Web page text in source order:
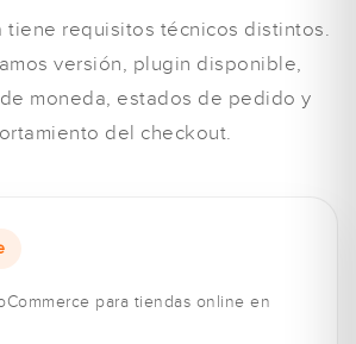
tiene requisitos técnicos distintos.
versión, plugin disponible,
moneda, estados de pedido y
del checkout.
para tiendas online en